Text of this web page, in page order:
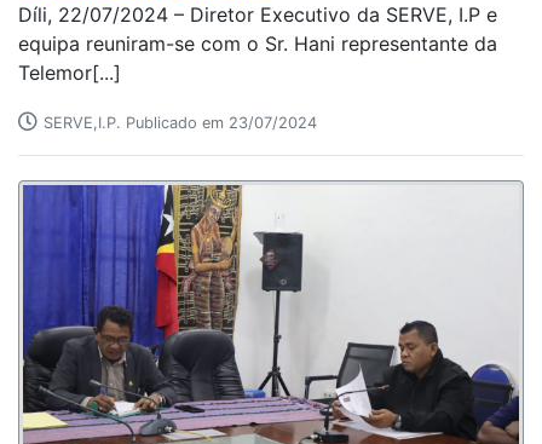
Díli, 22/07/2024 – Diretor Executivo da SERVE, I.P e
equipa reuniram-se com o Sr. Hani representante da
Telemor[...]
SERVE,I.P. Publicado em 23/07/2024